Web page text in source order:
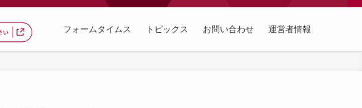
フォームタイムス トピックス お問い合わせ 運営者情報